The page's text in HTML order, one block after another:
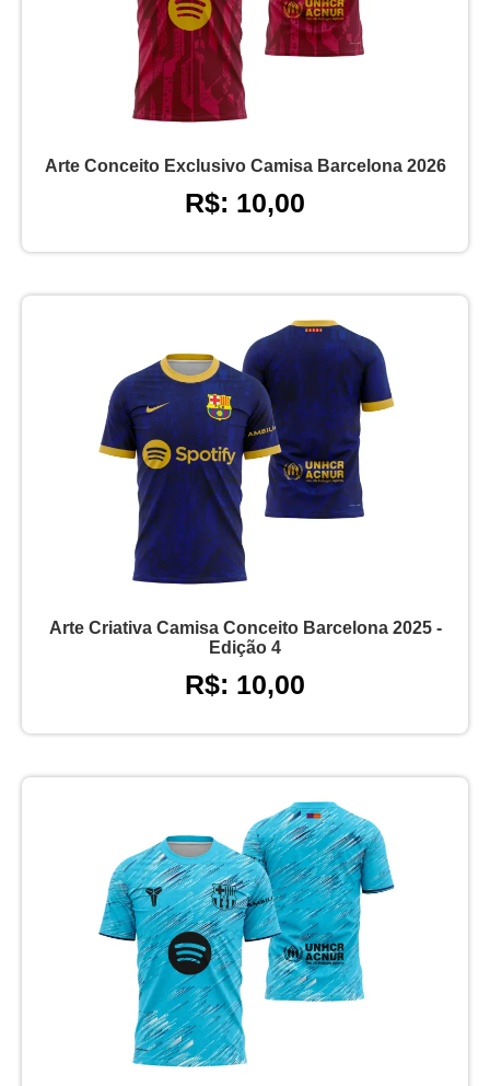
Arte Conceito Exclusivo Camisa Barcelona 2026
R$: 10,00
Arte Criativa Camisa Conceito Barcelona 2025 -
Edição 4
R$: 10,00